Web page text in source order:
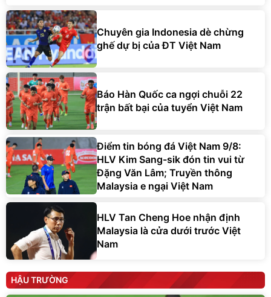
Chuyên gia Indonesia dè chừng
ghế dự bị của ĐT Việt Nam
Báo Hàn Quốc ca ngợi chuỗi 22
trận bất bại của tuyển Việt Nam
Điểm tin bóng đá Việt Nam 9/8:
HLV Kim Sang-sik đón tin vui từ
Đặng Văn Lâm; Truyền thông
Malaysia e ngại Việt Nam
HLV Tan Cheng Hoe nhận định
Malaysia là cửa dưới trước Việt
Nam
HẬU TRƯỜNG